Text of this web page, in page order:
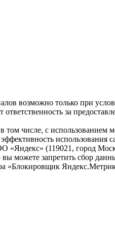
возможно только при
ответственность за
числе, с
«Яндекс» (119021, город
можете запретить сбор
«Блокировщик